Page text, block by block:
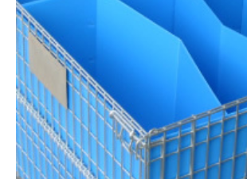
海外子会社
海外提携先
製品情報
パレット